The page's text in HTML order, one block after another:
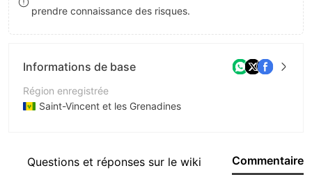
prendre connaissance des risques.
Informations de base
Région enregistrée
Saint-Vincent et les Grenadines
Société
Questions et réponses sur le wiki Commentaire